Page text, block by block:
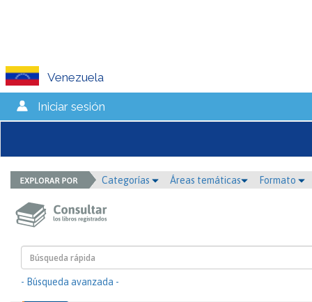
Venezuela
Iniciar sesión
Categorías Áreas temáticas Formato
- Búsqueda avanzada -